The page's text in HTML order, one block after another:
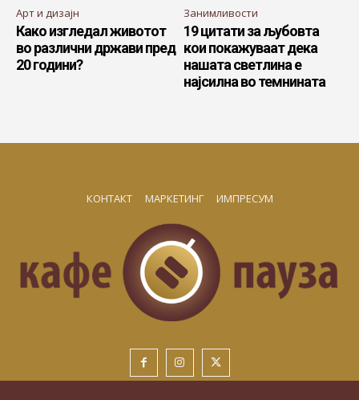
Арт и дизајн
Како изгледал животот
во различни држави пред
20 години?
Занимливости
19 цитати за љубовта
кои покажуваат дека
нашата светлина е
најсилна во темнината
КОНТАКТ МАРКЕТИНГ ИМПРЕСУМ